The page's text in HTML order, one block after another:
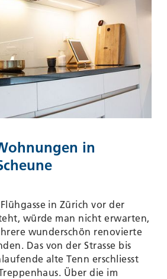
in
in Zürich vor der
würde man nicht erwarten,
wunderschön renovierte
Das von der Strasse bis
alte Tenn erschliesst
Über die im